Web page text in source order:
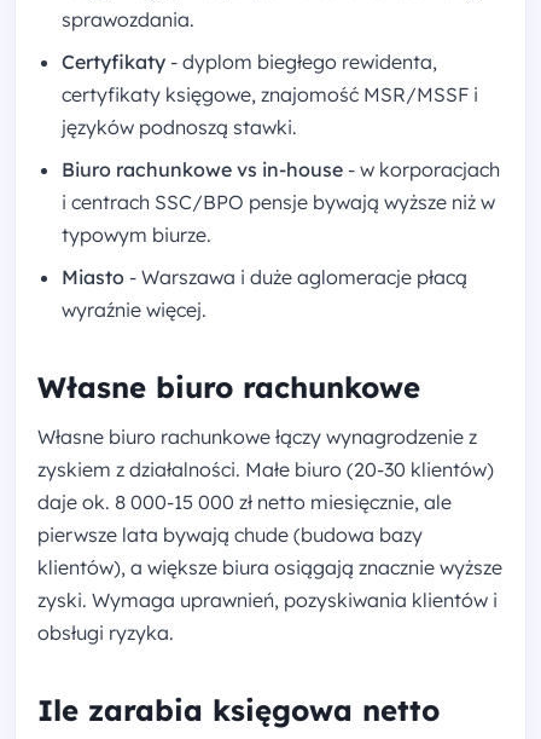
sprawozdania.
Certyfikaty - dyplom biegłego rewidenta,
certyfikaty księgowe, znajomość MSR/MSSF i
języków podnoszą stawki.
Biuro rachunkowe vs in-house - w korporacjach
i centrach SSC/BPO pensje bywają wyższe niż w
typowym biurze.
Miasto - Warszawa i duże aglomeracje płacą
wyraźnie więcej.
Własne biuro rachunkowe
Własne biuro rachunkowe łączy wynagrodzenie z
zyskiem z działalności. Małe biuro (20-30 klientów)
daje ok. 8 000-15 000 zł netto miesięcznie, ale
pierwsze lata bywają chude (budowa bazy
klientów), a większe biura osiągają znacznie wyższe
zyski. Wymaga uprawnień, pozyskiwania klientów i
obsługi ryzyka.
Ile zarabia księgowa netto